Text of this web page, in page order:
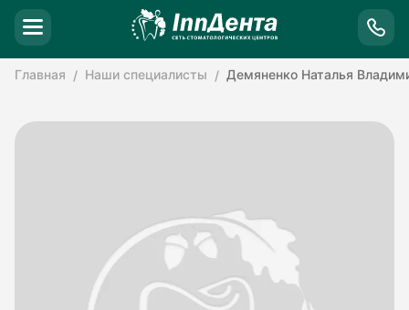
Главная Наши специалисты Демяненко Наталья